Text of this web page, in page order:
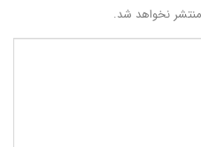
نخواهد شد.